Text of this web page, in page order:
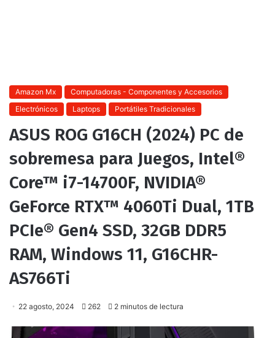
Amazon Mx
Computadoras - Componentes y Accesorios
Electrónicos
Laptops Portátiles Tradicionales
ASUS ROG G16CH (2024) PC de
sobremesa para Juegos, Intel®
Core™ i7-14700F, NVIDIA®
GeForce RTX™ 4060Ti Dual, 1TB
PCIe® Gen4 SSD, 32GB DDR5
RAM, Windows 11, G16CHR-
AS766Ti
22 agosto, 2024 262 2 minutos de lectura